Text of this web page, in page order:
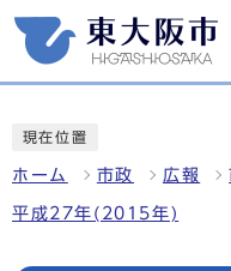
現在位置
ホーム 市政 広報
平成27年(2015年)